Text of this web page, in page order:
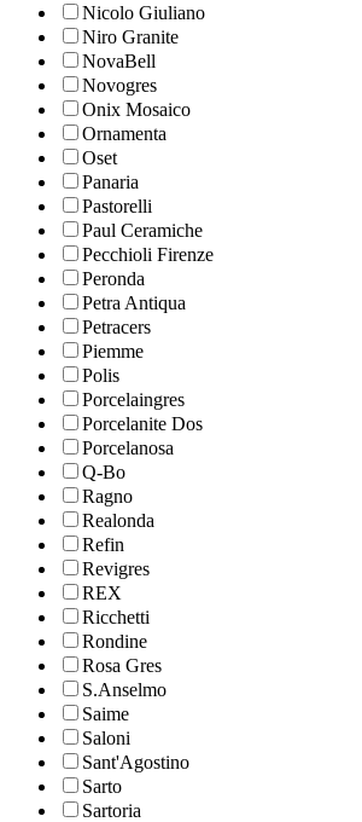
Nicolo Giuliano
Niro Granite
NovaBell
Novogres
Onix Mosaico
Ornamenta
Oset
Panaria
Pastorelli
Paul Ceramiche
Pecchioli Firenze
Peronda
Petra Antiqua
Petracers
Piemme
Polis
Porcelaingres
Porcelanite Dos
Porcelanosa
Q-Bo
Ragno
Realonda
Refin
Revigres
REX
Ricchetti
Rondine
Rosa Gres
S.Anselmo
Saime
Saloni
Sant'Agostino
Sarto
Sartoria